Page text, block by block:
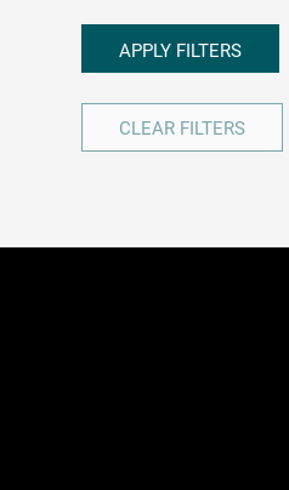
APPLY FILTERS
CLEAR FILTERS